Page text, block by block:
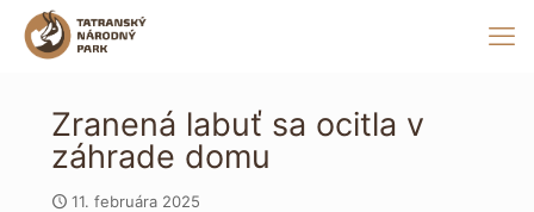
Zranená labuť sa ocitla v
záhrade domu
11. februára 2025